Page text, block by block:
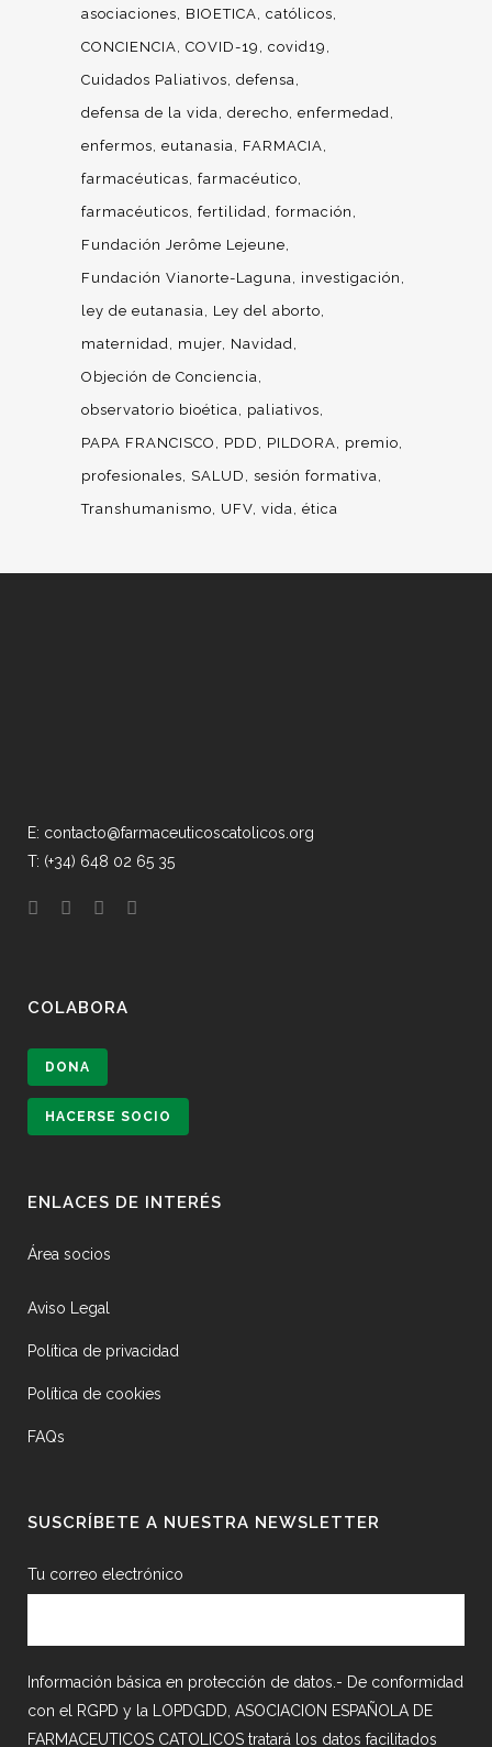
asociaciones
BIOETICA católicos
CONCIENCIA COVID-19
covid19
Cuidados Paliativos defensa
defensa de la vida derecho enfermedad
enfermos eutanasia
FARMACIA
farmacéuticas farmacéutico
farmacéuticos fertilidad formación
Fundación Jerôme Lejeune
Fundación Vianorte-Laguna
investigación
ley de eutanasia
Ley del aborto
maternidad
mujer Navidad
Objeción de Conciencia
observatorio bioética
paliativos
PAPA FRANCISCO
PDD PILDORA
premio
profesionales
SALUD
sesión formativa
Transhumanismo
UFV vida ética
E: contacto@farmaceuticoscatolicos.org
T: (+34) 648 02 65 35
COLABORA
DONA
HACERSE SOCIO
ENLACES DE INTERÉS
Área socios
Aviso Legal
Política de privacidad
Política de cookies
FAQs
SUSCRÍBETE A NUESTRA NEWSLETTER
Tu correo electrónico
Información básica en protección de datos.- De conformidad
con el RGPD y la LOPDGDD, ASOCIACION ESPAÑOLA DE
FARMACEUTICOS CATOLICOS tratará los datos facilitados